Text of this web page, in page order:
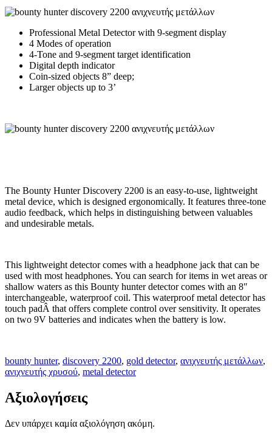
Professional Metal Detector with 9-segment display
4 Modes of operation
4-Tone and 9-segment target identification
Digital depth indicator
Coin-sized objects 8” deep;
Larger objects up to 3’
The Bounty Hunter Discovery 2200 is an easy-to-use, lightweight
metal device, which is designed ergonomically. It features three-tone
audio feedback, which helps in distinguishing between valuables
and undesirable metals.
This lightweight detector comes with a headphone jack that can be
used with most headphones. You can search for items in wet areas or
shallow waters as this Bounty hunter detector comes with an 8″
interchangeable, waterproof coil. This waterproof metal detector has
touch padÂ that offers complete control over sensitivity. It operates
on two 9V batteries and indicates when the battery is low.
bounty hunter, discovery 2200, gold detector, ανιχνευτής μετάλλων,
ανιχνευτής χρυσού, metal detector
Αξιολογήσεις
Δεν υπάρχει καμία αξιολόγηση ακόμη.